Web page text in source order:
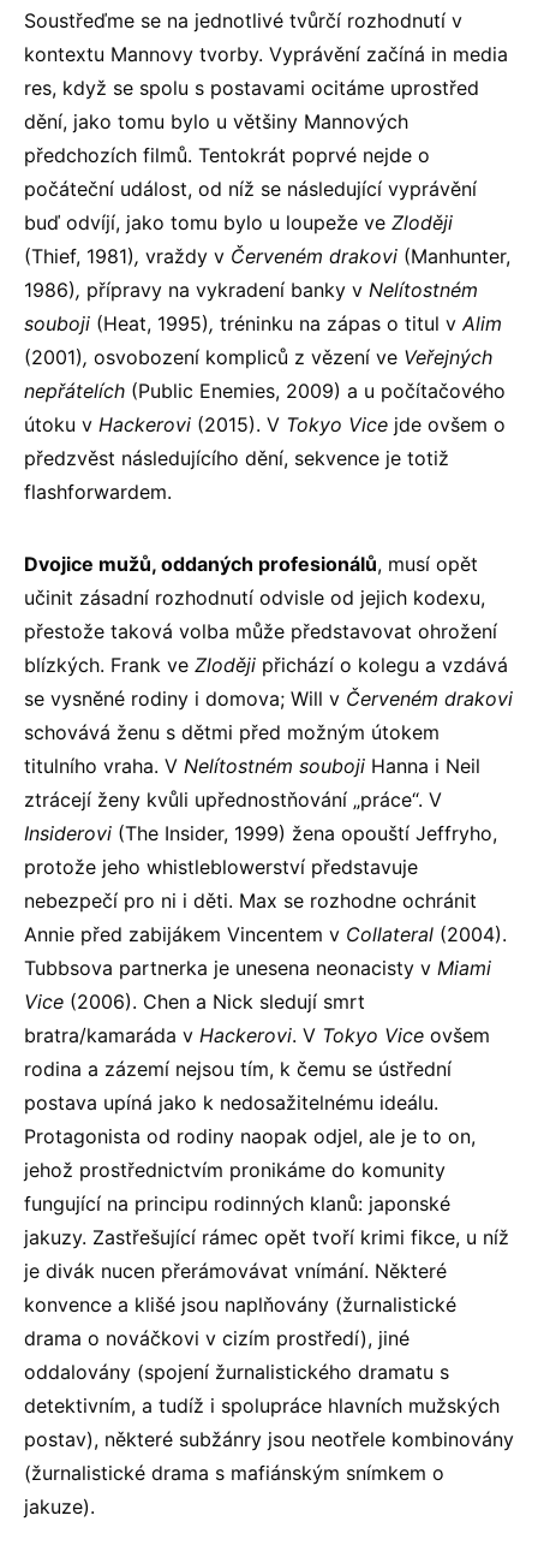
Soustřeďme se na jednotlivé tvůrčí rozhodnutí v
kontextu Mannovy tvorby. Vyprávění začíná in media
res, když se spolu s postavami ocitáme uprostřed
dění, jako tomu bylo u většiny Mannových
předchozích filmů. Tentokrát poprvé nejde o
počáteční událost, od níž se následující vyprávění
buď odvíjí, jako tomu bylo u loupeže ve Zloději
(Thief, 1981), vraždy v Červeném drakovi (Manhunter,
1986), přípravy na vykradení banky v Nelítostném
souboji (Heat, 1995), tréninku na zápas o titul vAlim
(2001), osvobození kompliců z vězení ve Veřejných
nepřátelích (Public Enemies, 2009) a u počítačového
útoku v Hackerovi (2015). V Tokyo Vice jde ovšem o
předzvěst následujícího dění, sekvence je totiž
flashforwardem.
Dvojice mužů, oddaných profesionálů, musí opět
učinit zásadní rozhodnutí odvisle od jejich kodexu,
přestože taková volba může představovat ohrožení
blízkých. Frank ve Zloději přichází o kolegu a vzdává
se vysněné rodiny i domova; Will v Červeném drakovi
schovává ženu s dětmi před možným útokem
titulního vraha. V Nelítostném souboji Hanna i Neil
ztrácejí ženy kvůli upřednostňování „práce“. V
Insiderovi (The Insider, 1999) žena opouští Jeffryho,
protože jeho whistleblowerství představuje
nebezpečí pro ni i děti. Max se rozhodne ochránit
Annie před zabijákem Vincentem v Collateral (2004).
Tubbsova partnerka je unesena neonacisty v Miami
Vice (2006). Chen a Nick sledují smrt
bratra/kamaráda v Hackerovi. V Tokyo Vice ovšem
rodina a zázemí nejsou tím, k čemu se ústřední
postava upíná jako k nedosažitelnému ideálu.
Protagonista od rodiny naopak odjel, ale je to on,
jehož prostřednictvím pronikáme do komunity
fungující na principu rodinných klanů: japonské
jakuzy. Zastřešující rámec opět tvoří krimi fikce, u níž
je divák nucen přerámovávat vnímání. Některé
konvence a klišé jsou naplňovány (žurnalistické
drama o nováčkovi v cizím prostředí), jiné
oddalovány (spojení žurnalistického dramatu s
detektivním, a tudíž i spolupráce hlavních mužských
postav), některé subžánry jsou neotřele kombinovány
(žurnalistické drama s mafiánským snímkem o
jakuze).